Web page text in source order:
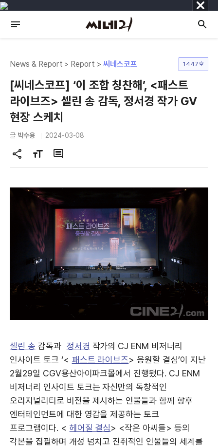
닫
기
News & Report > Report > 씨네스코프 1447호
[씨네스코프] ‘이 조합 칭찬해’, <패스트
라이브즈> 셀린 송 감독, 정서경 작가 GV
현장 스케치
글 박수용 2024-03-08
공
유
기
글
자
기
변
경
댓
글
셀린 송 감독과 정서경 작가의 CJ ENM 비저너리
인사이트 토크 ‘< 패스트 라이브즈> 응원할 결심’이 지난
2월29일 CGV용산아이파크몰에서 진행됐다. CJ ENM
비저너리 인사이트 토크는 자신만의 독창적인
오리지널리티로 비전을 제시하는 인물들과 함께 향후
엔터테인먼트에 대한 영감을 제공하는 토크
프로그램이다. < 헤어질 결심> <작은 아씨들> 등의
각본을 집필하며 개성 넘치고 진취적인 인물들의 세계를